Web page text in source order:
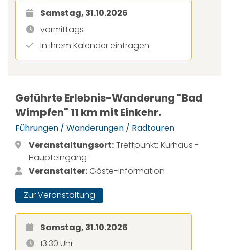
Samstag, 31.10.2026
vormittags
In ihrem Kalender eintragen
Geführte Erlebnis-Wanderung "Bad
Wimpfen" 11 km mit Einkehr.
Führungen / Wanderungen / Radtouren
Veranstaltungsort:Treffpunkt: Kurhaus -
Haupteingang
Veranstalter: Gäste-Information
Zur Veranstaltung
Samstag, 31.10.2026
13:30 Uhr